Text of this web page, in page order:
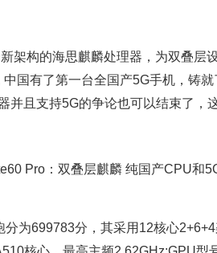
架构的海思麒麟处理器，为双叠层
国有了第一台全国产5G手机，铸就
并且支持5G的争论也可以结束了，
为699783分，其采用12核心